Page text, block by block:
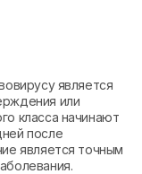
является
или
класса начинают
после
является точным